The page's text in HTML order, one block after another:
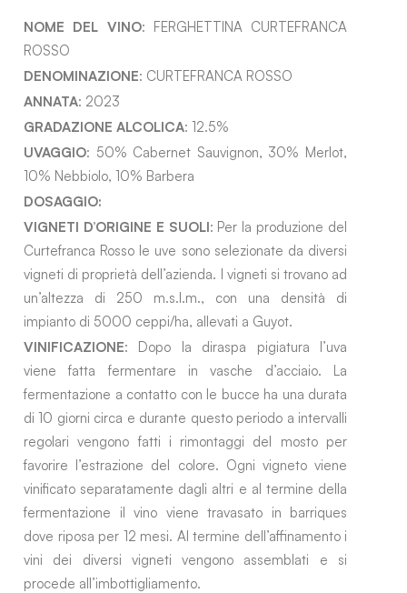
NOME DEL VINO: FERGHETTINA CURTEFRANCA
ROSSO
DENOMINAZIONE: CURTEFRANCA ROSSO
ANNATA: 2023
GRADAZIONE ALCOLICA: 12.5%
UVAGGIO: 50% Cabernet Sauvignon, 30% Merlot,
10% Nebbiolo, 10% Barbera
DOSAGGIO:
VIGNETI D’ORIGINE E SUOLI: Per la produzione del
Curtefranca Rosso le uve sono selezionate da diversi
vigneti di proprietà dell’azienda. I vigneti si trovano ad
un’altezza di 250 m.s.l.m., con una densità di
impianto di 5000 ceppi/ha, allevati a Guyot.
VINIFICAZIONE: Dopo la diraspa pigiatura l’uva
viene fatta fermentare in vasche d’acciaio. La
fermentazione a contatto con le bucce ha una durata
di 10 giorni circa e durante questo periodo a intervalli
regolari vengono fatti i rimontaggi del mosto per
favorire l’estrazione del colore. Ogni vigneto viene
vinificato separatamente dagli altri e al termine della
fermentazione il vino viene travasato in barriques
dove riposa per 12 mesi. Al termine dell’affinamento i
vini dei diversi vigneti vengono assemblati e si
procede all’imbottigliamento.